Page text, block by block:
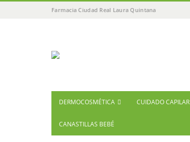
Farmacia Ciudad Real Laura Quintana
DERMOCOSMÉTICA CUIDADO CAPILAR
CANASTILLAS BEBÉ